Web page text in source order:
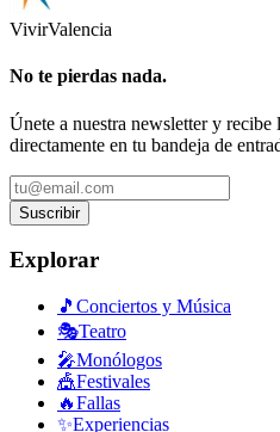
VivirValencia
No te pierdas nada.
Únete a nuestra newsletter y recibe
directamente en tu bandeja de
Suscribir
Explorar
🎵 Conciertos y Música
🎭Teatro
🎤Monólogos
🎪Festivales
🔥Fallas
✨Experiencias